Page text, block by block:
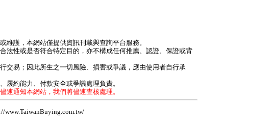
維護，本網站僅提供資訊刊載與查詢平台服務。
法性或是否符合特定目的，亦不構成任何推薦、認證、保證或背
交易；因此所生之一切風險、損害或爭議，應由使用者自行承
履約能力、付款安全或爭議處理負責。
速通知本網站，我們將儘速查核處理。
www.TaiwanBuying.com.tw/